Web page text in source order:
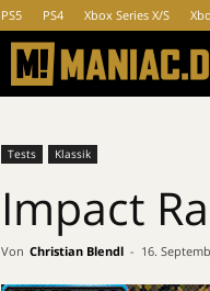
PS5 PS4 Xbox Series X/S
Tests Klassik
Impact
Von Christian Blendl - 16.